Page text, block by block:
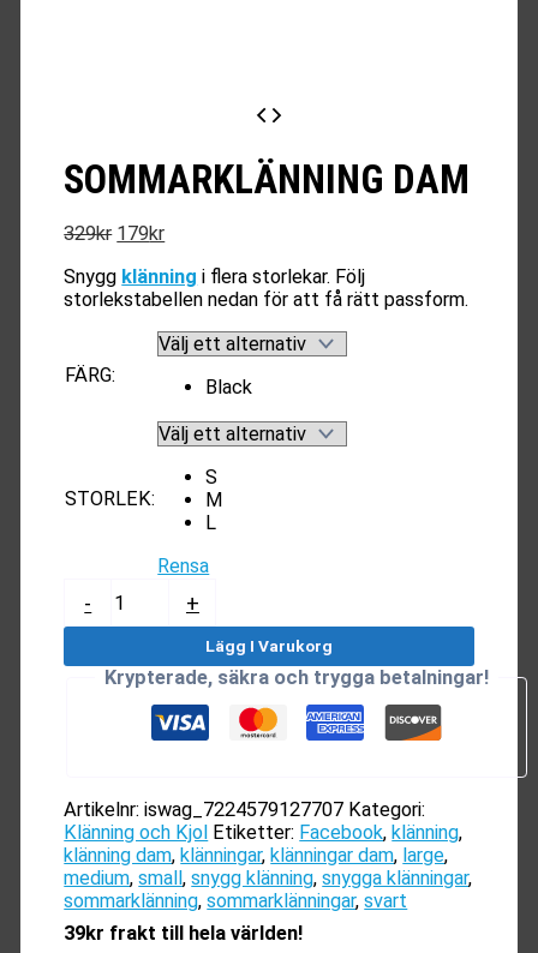
SOMMARKLÄNNING DAM
329kr Det
priset
var:
179krDet
priset
är:
Snygg klänning i flera storlekar. Följ
storlekstabellen nedan för att få rätt passform.
FÄRG:
Black
STORLEK:
S
M
L
Rensa
-
Dam
mängd
+
Lägg I Varukorg
Krypterade, säkra och trygga betalningar!
Artikelnr:iswag_7224579127707 Kategori:
Klänning och Kjol Etiketter: Facebook,klänning,
klänning dam,klänningar,klänningar dam, large,
medium,small,snygg klänning,snygga klänningar,
sommarklänning,sommarklänningar,svart
39kr frakt till hela världen!